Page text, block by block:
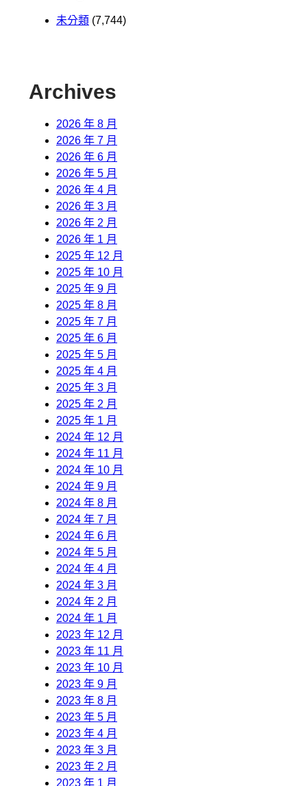
未分類 (7,744)
Archives
2026 年 8 月
2026 年 7 月
2026 年 6 月
2026 年 5 月
2026 年 4 月
2026 年 3 月
2026 年 2 月
2026 年 1 月
2025 年 12 月
2025 年 10 月
2025 年 9 月
2025 年 8 月
2025 年 7 月
2025 年 6 月
2025 年 5 月
2025 年 4 月
2025 年 3 月
2025 年 2 月
2025 年 1 月
2024 年 12 月
2024 年 11 月
2024 年 10 月
2024 年 9 月
2024 年 8 月
2024 年 7 月
2024 年 6 月
2024 年 5 月
2024 年 4 月
2024 年 3 月
2024 年 2 月
2024 年 1 月
2023 年 12 月
2023 年 11 月
2023 年 10 月
2023 年 9 月
2023 年 8 月
2023 年 5 月
2023 年 4 月
2023 年 3 月
2023 年 2 月
2023 年 1 月